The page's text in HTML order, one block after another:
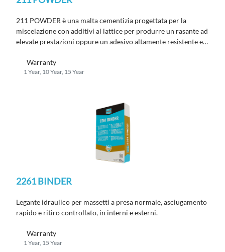
211 POWDER è una malta cementizia progettata per la
miscelazione con additivi al lattice per produrreun rasante ad
elevate prestazioni oppure un adesivo altamente resistente e
per interni ed esterni
Warranty
1 Year, 10 Year, 15 Year
2261 BINDER
Legante idraulico per massetti a presa normale, asciugamento
rapido e ritiro controllato, in interni e esterni.
Warranty
1 Year, 15 Year